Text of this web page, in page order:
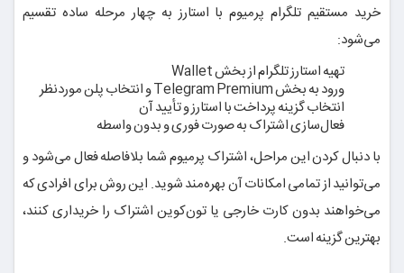
خرید مستقیم تلگرام پرمیوم با استارز به چهار مرحله ساده تقسیم
می‌شود:
تهیه استارز تلگرام از بخش Wallet
ورود به بخش Telegram Premium و انتخاب پلن موردنظر
انتخاب گزینه پرداخت با استارز و تأیید آن
فعال‌سازی اشتراک به صورت فوری و بدون واسطه
با دنبال کردن این مراحل، اشتراک پرمیوم شما بلافاصله فعال می‌شود و
می‌توانید از تمامی امکانات آن بهره‌مند شوید. این روش برای افرادی که
می‌خواهند بدون کارت خارجی یا تون‌کوین اشتراک را خریداری کنند،
بهترین گزینه است.